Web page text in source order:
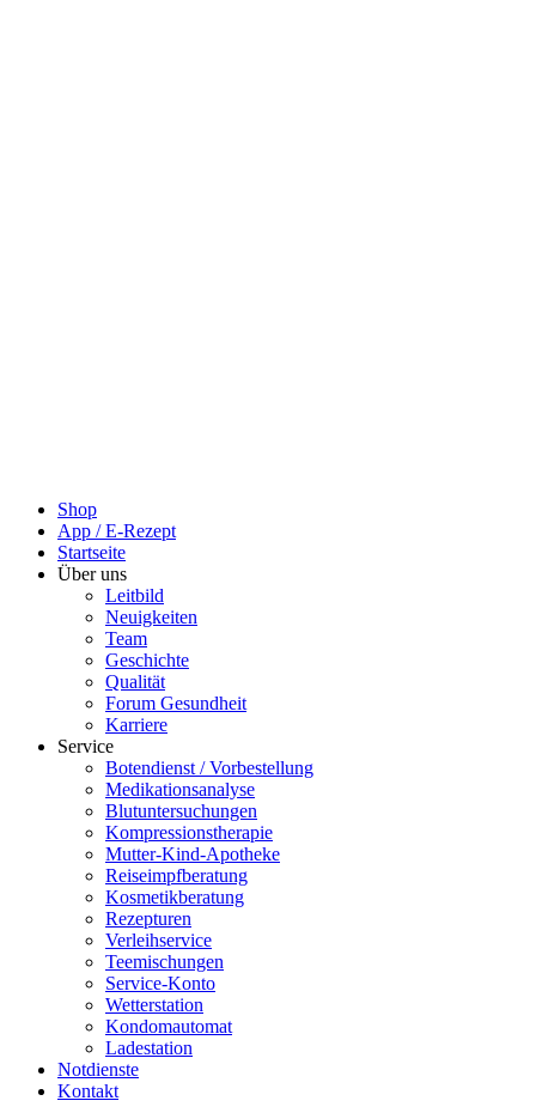
Shop
App / E-Rezept
Startseite
Über uns
Leitbild
Neuigkeiten
Team
Geschichte
Qualität
Forum Gesundheit
Karriere
Service
Botendienst / Vorbestellung
Medikationsanalyse
Blutuntersuchungen
Kompressionstherapie
Mutter-Kind-Apotheke
Reiseimpfberatung
Kosmetikberatung
Rezepturen
Verleihservice
Teemischungen
Service-Konto
Wetterstation
Kondomautomat
Ladestation
Notdienste
Kontakt